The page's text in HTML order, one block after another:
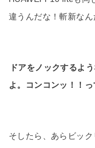
違うんだな！斬新なん
ドアをノックするよ
よ。コンコンッ！！っ
そしたら、あらビッ